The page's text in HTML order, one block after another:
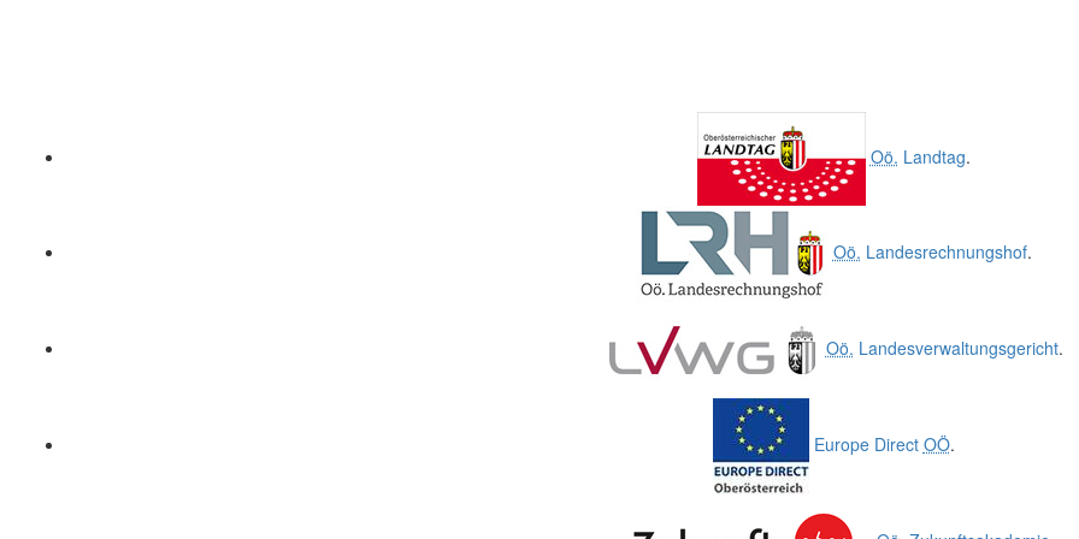
Oö. Landtag.
Oö. Landesrechnungshof.
Oö. Landesverwaltungsgericht.
Europe Direct OÖ.